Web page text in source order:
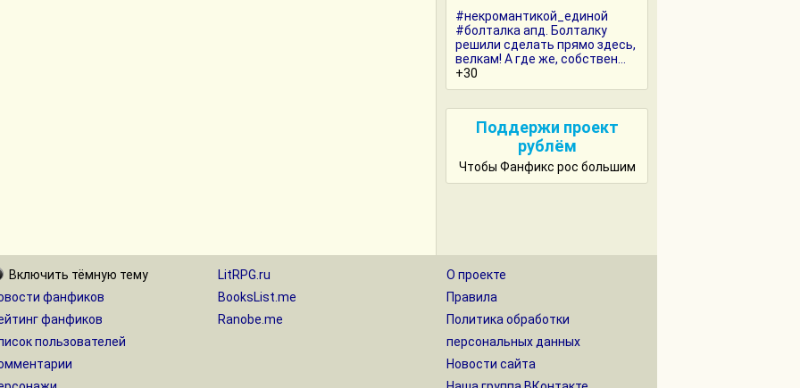
#некромантикой_единой
#болталка апд. Болталку
решили сделать прямо здесь,
велкам! А где же, собствен...
+30
Поддержи проект
рублём
Чтобы Фанфикс рос большим
Включить тёмную тему
фанфиков
фанфиков
пользователей
LitRPG.ru
BooksList.me
Ranobe.me
О проекте
Правила
Политика обработки
персональных данных
Новости сайта